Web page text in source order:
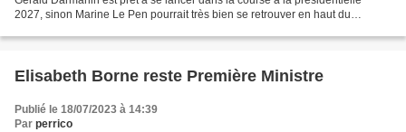
2027, sinon Marine Le Pen pourrait très bien se retrouver en haut du
Elisabeth Borne reste Première Ministre
Publié le 18/07/2023 à 14:39
Par perrico